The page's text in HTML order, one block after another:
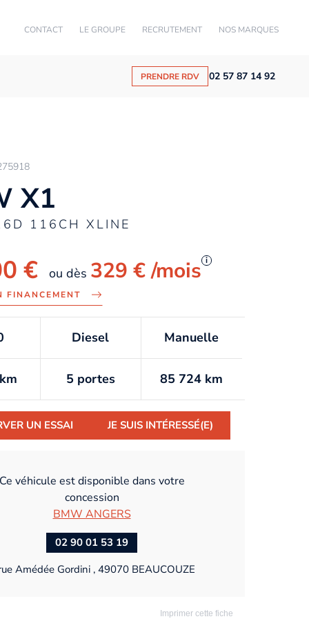
CONTACT LE GROUPE RECRUTEMENT NOS MARQUES
PRENDRE RDV 02 57 87 14 92
X1
116CH XLINE
€ ou dès 329 €/mois i
FINANCEMENT
Diesel Manuelle
5 portes 85 724 km
UN ESSAI JE SUIS INTÉRESSÉ(E)
véhicule est disponible dans votre
concession
BMW ANGERS
02 90 01 53 19
Amédée Gordini , 49070 BEAUCOUZE
Imprimer cette fiche